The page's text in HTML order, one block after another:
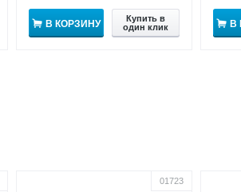
В КОРЗИНУ
Купить в
один клик
В
01723